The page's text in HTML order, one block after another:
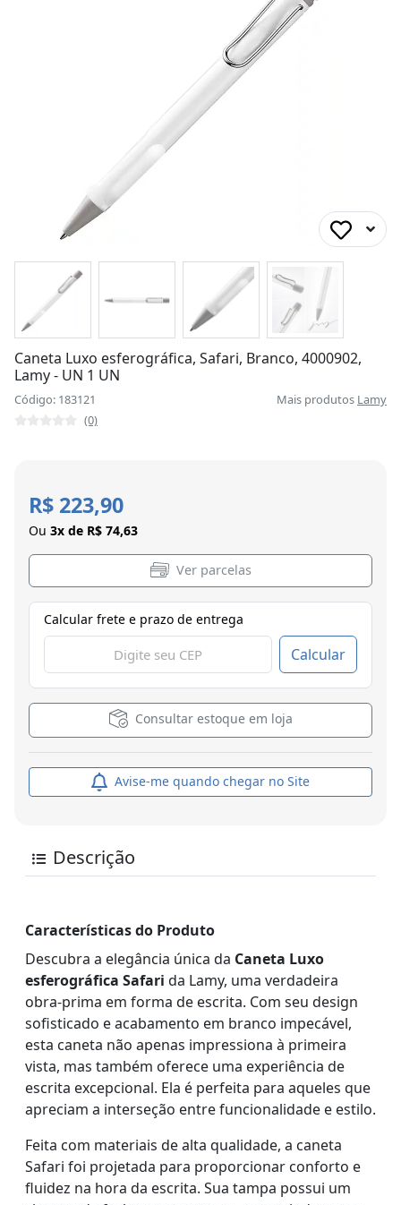
Caneta Luxo esferográfica, Safari, Branco, 4000902,
Lamy - UN 1 UN
Código: 183121 Mais produtos Lamy
(0)
R$ 223,90
Ou 3x de R$ 74,63
Ver parcelas
Calcular frete e prazo de entrega
Calcular
Consultar estoque em loja
Avise-me quando chegar no Site
Descrição
Características do Produto
Descubra a elegância única da Caneta Luxo
esferográfica Safari da Lamy, uma verdadeira
obra-prima em forma de escrita. Com seu design
sofisticado e acabamento em branco impecável,
esta caneta não apenas impressiona à primeira
vista, mas também oferece uma experiência de
escrita excepcional. Ela é perfeita para aqueles que
apreciam a interseção entre funcionalidade e estilo.
Feita com materiais de alta qualidade, a caneta
Safari foi projetada para proporcionar conforto e
fluidez na hora da escrita. Sua tampa possui um